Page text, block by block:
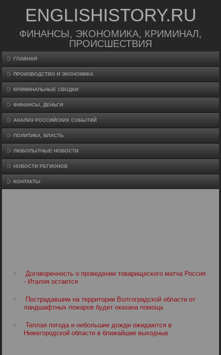
ENGLISHISTORY.RU
ФИНАНСЫ, ЭКОНОМИКА, КРИМИНАЛ,
ПРОИСШЕСТВИЯ
ГЛАВНАЯ
ПРОИЗВΟДСТВО И ЭКОНОМИКА
КРИМИНАЛЬНЫЕ СВОДКИ
ФИНАНСЫ, ДЕНЬГИ
АНАЛИЗ РОССИЙСКИХ СОБЫТИЙ
ПОЛИТИКА, ВЛАСТЬ
ЛЮБОПЫТНЫЕ НОВОСТИ
НОВОСТИ РЕГИОНОВ
КОНТАКТЫ
Договоренность о проведении товарищеского матча Россия
- Италия остается
Пострадавшим на территории Волгоградской области от
ландшафтных пожаров будет оказана помощь
Теплая погода и небольшие дожди ожидаются в
Нижегородской области в ближайшие выходные